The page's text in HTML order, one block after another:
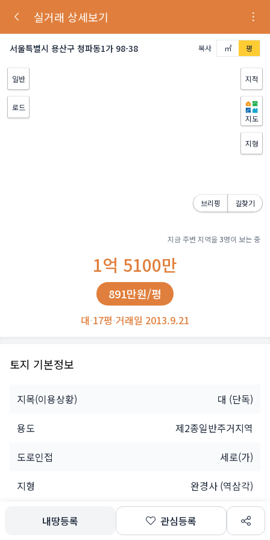
실거래 상세보기
서울특별시 용산구 청파동1가 98-38 복사 ㎡ 평
일반
로드
지적
지도
지형
브리핑 길찾기
지금 주변 지역을3명이 보는 중
1억 5100만
891만원/평
대·17평·거래일 2013.9.21
토지 기본정보
지목(이용상황) 대 (단독)
용도
제2종일반주거지역
도로인접
세로(가)
지형
완경사 (역삼각)
소유자 개인
공유인(1명)
내땅등록 관심등록